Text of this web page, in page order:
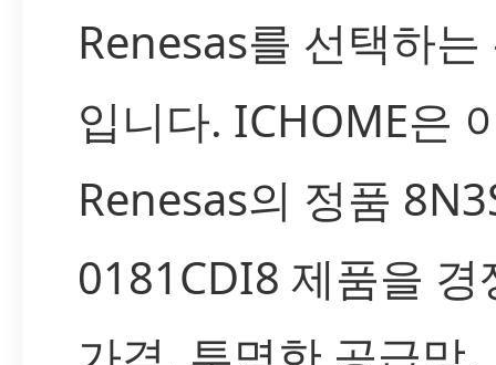
Renesas를 선택하
입니다. ICHOME은
Renesas의 정품
0181CDI8 제품을 경